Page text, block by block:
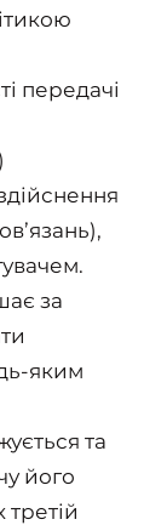
передачі
за
яким
та
його